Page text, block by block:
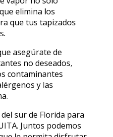
elimina los
que tus tapizados
asegúrate de
no deseados,
contaminantes
y las
sur de Florida para
Juntos podemos